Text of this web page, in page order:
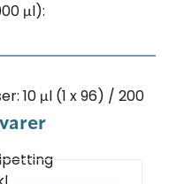
μl):
10 μl (1 x 96) / 200